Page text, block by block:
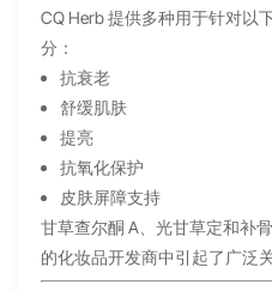
CQ Herb 提供多种用于针对以
分：
抗衰老
舒缓肌肤
提亮
抗氧化保护
皮肤屏障支持
甘草查尔酮 A、光甘草定和补
的化妆品开发商中引起了广泛关